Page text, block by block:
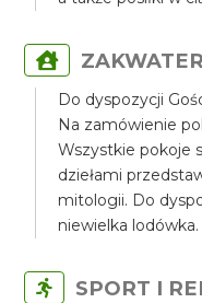
Do dyspozycji
Na zamówienie
Wszystkie pokoje
dziełami
mitologii. Do
niewielka lodówka.
SPORT I